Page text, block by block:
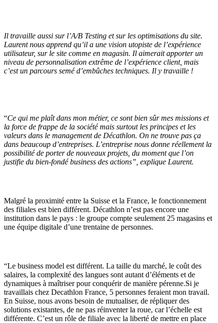
Il travaille aussi sur l’A/B Testing et sur les optimisations du site.
Laurent nous apprend qu’il a une vision utopiste de l’expérience
utilisateur, sur le site comme en magasin. Il aimerait apporter un
niveau de personnalisation extrême de l’expérience client, mais
c’est un parcours semé d’embûches techniques. Il y travaille !
“Ce qui me plaît dans mon métier, ce sont bien sûr mes missions et
la force de frappe de la société mais surtout les principes et les
valeurs dans le management de Décathlon. On ne trouve pas ça
dans beaucoup d’entreprises. L’entreprise nous donne réellement la
possibilité de porter de nouveaux projets, du moment que l’on
justifie du bien-fondé business des actions”, explique Laurent.
Malgré la proximité entre la Suisse et la France, le fonctionnement
des filiales est bien différent. Décathlon n’est pas encore une
institution dans le pays : le groupe compte seulement 25 magasins et
une équipe digitale d’une trentaine de personnes.
“Le business model est différent. La taille du marché, le coût des
salaires, la complexité des langues sont autant d’éléments et de
dynamiques à maîtriser pour conquérir de manière pérenne.Si je
travaillais chez Decathlon France, 5 personnes feraient mon travail.
En Suisse, nous avons besoin de mutualiser, de répliquer des
solutions existantes, de ne pas réinventer la roue, car l’échelle est
différente. C’est un rôle de filiale avec la liberté de mettre en place